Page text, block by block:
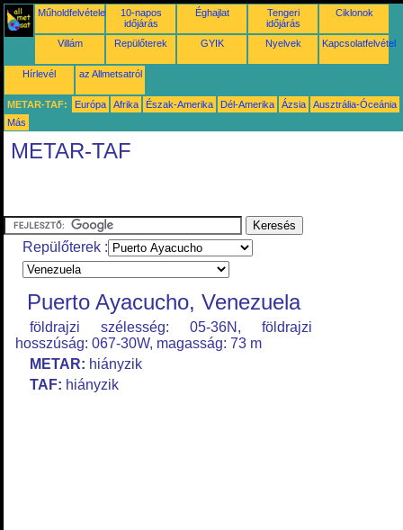
Műholdfelvételek
10-napos
időjárás
Éghajlat
Tengeri
időjárás
Ciklonok
Villám Repülőterek GYIK Nyelvek Kapcsolatfelvétel
Hírlevél az Allmetsatról
METAR-TAF: Európa Afrika Észak-Amerika Dél-Amerika Ázsia
Ausztrália-Óceánia
Más
METAR-TAF
Repülőterek :
Puerto Ayacucho, Venezuela
földrajzi szélesség: 05-36N, földrajzi
hosszúság: 067-30W, magasság: 73 m
METAR: hiányzik
TAF: hiányzik